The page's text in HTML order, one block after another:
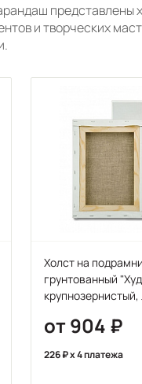
представлены
и творческих
Холст на
грунтованный
крупнозернистый,
от 904
226 x 4 платежа